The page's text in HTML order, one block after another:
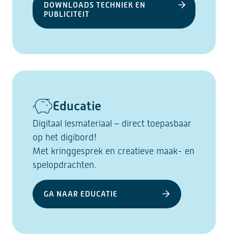
DOWNLOADS TECHNIEK EN
PUBLICITEIT
Educatie
Digitaal lesmateriaal – direct toepasbaar
op het digibord!
Met kringgesprek en creatieve maak- en
spelopdrachten.
GA NAAR EDUCATIE